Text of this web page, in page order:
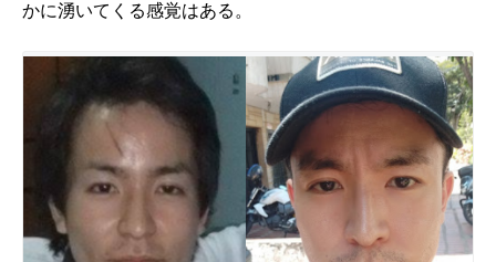
かに湧いてくる感覚はある。